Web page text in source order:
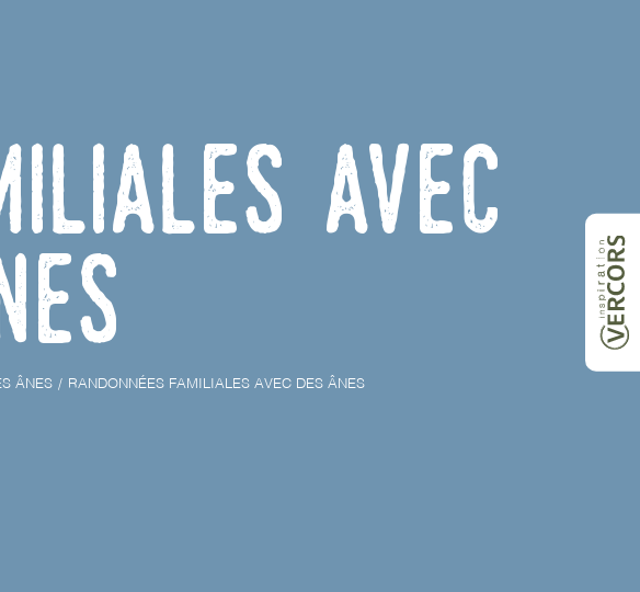
avec
ÂNES RANDONNÉES FAMILIALES AVEC DES ÂNES